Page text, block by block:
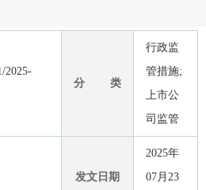
2025-
分 类
行政监
管措施;
上市公
司监管
发文日期
2025年
07月23